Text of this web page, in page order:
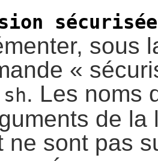
sécurisée
sous
«
. Les noms
de la
ne sont pas